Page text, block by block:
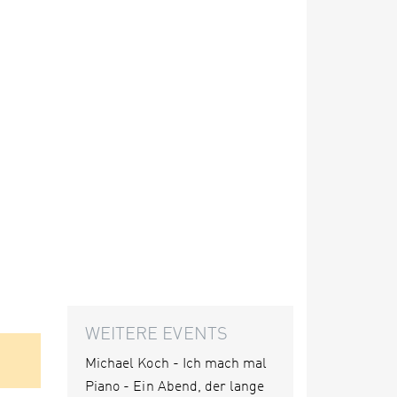
WEITERE EVENTS
Michael Koch - Ich mach mal
Piano - Ein Abend, der lange